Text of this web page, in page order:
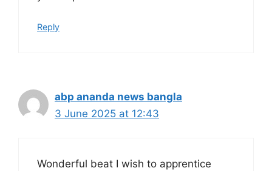
Reply
abp ananda news bangla
3 June 2025 at 12:43
Wonderful beat I wish to apprentice